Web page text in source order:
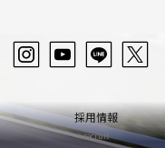
採用情報
recruit